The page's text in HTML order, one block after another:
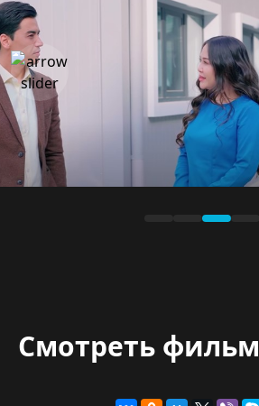
Смотреть фильм